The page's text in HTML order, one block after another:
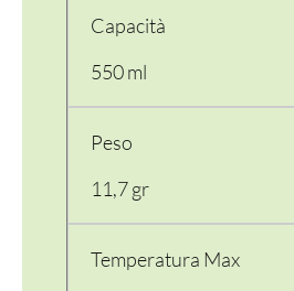
Capacità
550 ml
Peso
11,7 gr
Temperatura Max